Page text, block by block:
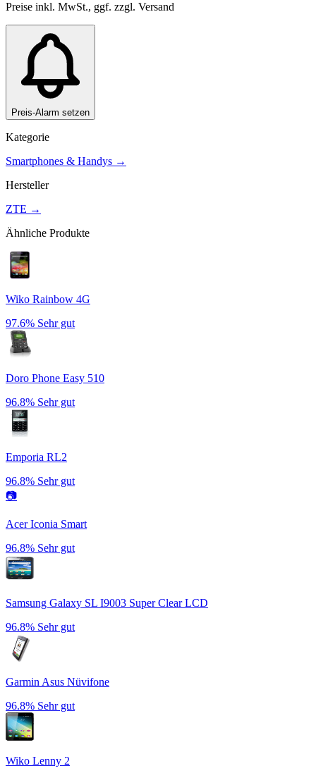
Preise inkl. MwSt., ggf. zzgl. Versand
Preis-Alarm setzen
Kategorie
Smartphones & Handys →
Hersteller
ZTE →
Ähnliche Produkte
Wiko Rainbow 4G
97.6% Sehr gut
Doro Phone Easy 510
96.8% Sehr gut
Emporia RL2
96.8% Sehr gut
📷
Acer Iconia Smart
96.8% Sehr gut
Samsung Galaxy SL I9003 Super Clear LCD
96.8% Sehr gut
Garmin Asus Nüvifone
96.8% Sehr gut
Wiko Lenny 2